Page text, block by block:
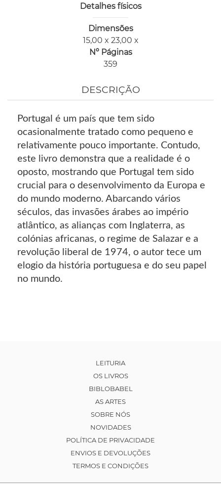
Detalhes físicos
Dimensões
15,00 x 23,00 x
Nº Páginas
359
DESCRIÇÃO
Portugal é um país que tem sido
ocasionalmente tratado como pequeno e
relativamente pouco importante. Contudo,
este livro demonstra que a realidade é o
oposto, mostrando que Portugal tem sido
crucial para o desenvolvimento da Europa e
do mundo moderno. Abarcando vários
séculos, das invasões árabes ao império
atlântico, as alianças com Inglaterra, as
colónias africanas, o regime de Salazar e a
revolução liberal de 1974, o autor tece um
elogio da história portuguesa e do seu papel
no mundo.
LEITURIA
OS LIVROS
BIBLOBABEL
AS ARTES
SOBRE NÓS
NOVIDADES
POLÍTICA DE PRIVACIDADE
ENVIOS E DEVOLUÇÕES
TERMOS E CONDIÇÕES